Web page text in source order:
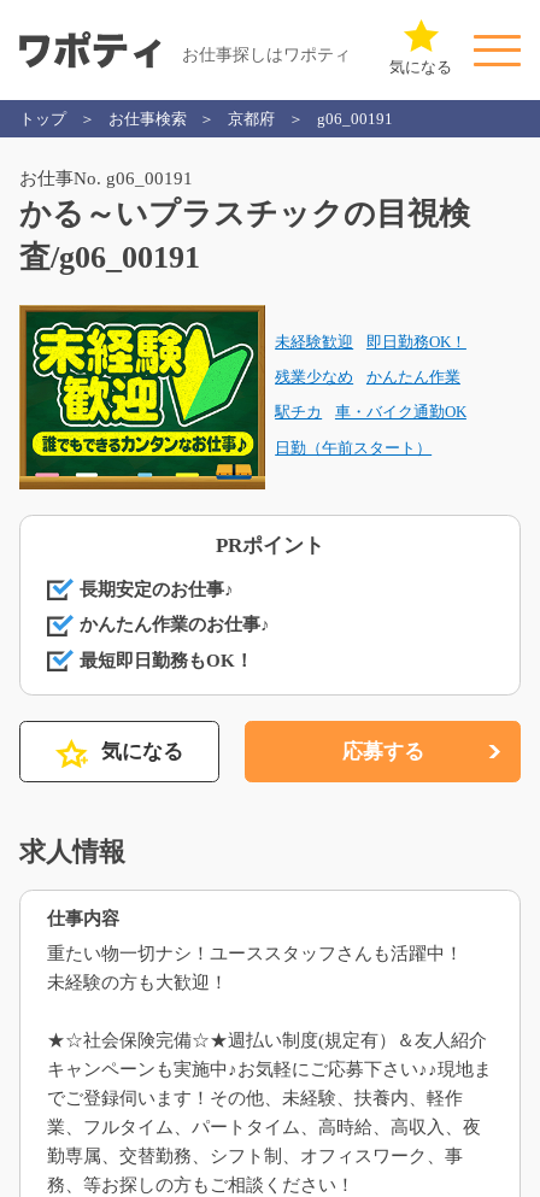
お仕事探しはワポティ
気になる
トップ お仕事検索 京都府 g06_00191
お仕事No. g06_00191
かる～いプラスチックの目視検
査/g06_00191
未経験歓迎 即日勤務OK！
残業少なめ かんたん作業
駅チカ 車・バイク通勤OK
日勤（午前スタート）
PRポイント
長期安定のお仕事♪
かんたん作業のお仕事♪
最短即日勤務もOK！
気になる 応募する
求人情報
仕事内容
重たい物一切ナシ！ユーススタッフさんも活躍中！
未経験の方も大歓迎！
★☆社会保険完備☆★週払い制度(規定有）＆友人紹介
キャンペーンも実施中♪お気軽にご応募下さい♪♪現地ま
でご登録伺います！その他、未経験、扶養内、軽作
業、フルタイム、パートタイム、高時給、高収入、夜
勤専属、交替勤務、シフト制、オフィスワーク、事
務、等お探しの方もご相談ください！